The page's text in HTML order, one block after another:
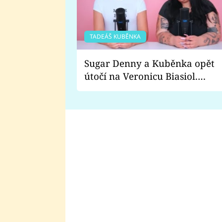
TADEÁŠ KUBĚNKA
Sugar Denny a Kuběnka opět
útočí na Veronicu Biasiol.
Proč je podle nich falešná a